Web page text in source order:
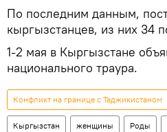
По последним данным,
кыргызстанцев, из них 34
1-2 мая в Кыргызстане
национального траура.
Конфликт на границе с Таджикистаном
Кыргызстан женщины Роды